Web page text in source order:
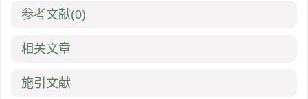
参考文献(0)
相关文章
施引文献